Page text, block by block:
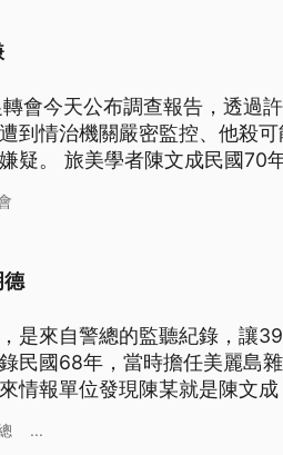
會今天公布調查報告，透過
到情治機關嚴密監控、他殺可
疑。 旅美學者陳文成民國70
4號公布調查報告，提出4點發
德
是來自警總的監聽紀錄，讓
民國68年，當時擔任美麗島
情報單位發現陳某就是陳文成
資料，這個彩虹資料是在威權
...